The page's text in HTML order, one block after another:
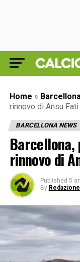
Home »
rinnovo di Ansu Fati
BARCELLONA NEWS
rinnovo di
Published 5
By